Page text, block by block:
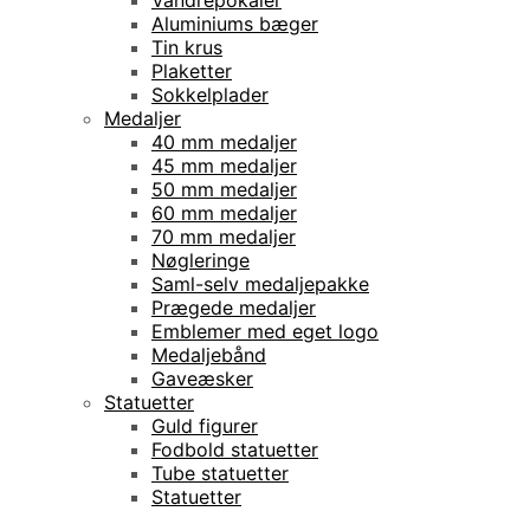
Aluminiums bæger
Tin krus
Plaketter
Sokkelplader
Medaljer
40 mm medaljer
45 mm medaljer
50 mm medaljer
60 mm medaljer
70 mm medaljer
Nøgleringe
Saml-selv medaljepakke
Prægede medaljer
Emblemer med eget logo
Medaljebånd
Gaveæsker
Statuetter
Guld figurer
Fodbold statuetter
Tube statuetter
Statuetter